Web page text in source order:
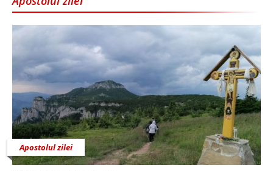
Apostolul zilei